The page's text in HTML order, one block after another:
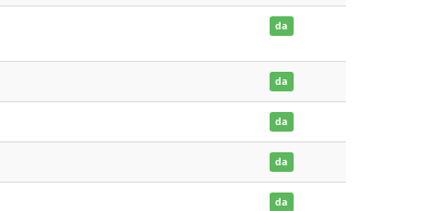
da
da
da
da
da